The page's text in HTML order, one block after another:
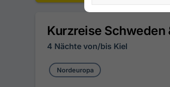
Kurzreise Schweden
4 Nächte von/bis Kiel
Nordeuropa